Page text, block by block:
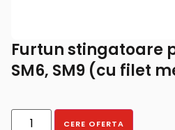
Furtun stingatoare
SM6, SM9 (cu filet
CERE OFERTA